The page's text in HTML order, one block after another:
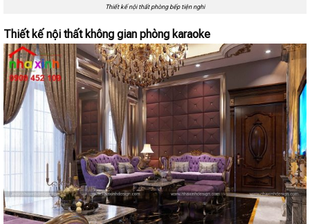
Thiết kế nội thất phòng bếp tiện nghi
Thiết kế nội thất không gian phòng karaoke